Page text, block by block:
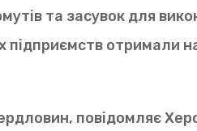
та засувок для
підприємств отримали
повідомляє